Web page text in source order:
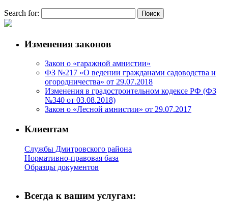
Search for:
Изменения законов
Закон о «гаражной амнистии»
ФЗ №217 «О ведении гражданами садоводства и
огородничества» от 29.07.2018
Изменения в градостроительном кодексе РФ (ФЗ
№340 от 03.08.2018)
Закон о «Лесной амнистии» от 29.07.2017
Клиентам
Службы Дмитровского района
Нормативно-правовая база
Образцы документов
Всегда к вашим услугам: